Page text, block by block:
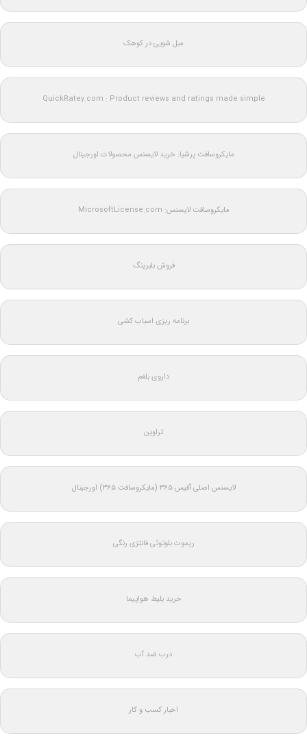
مبل شویی در کوهک
QuickRatey.com : Product reviews and ratings made simple
مایکروسافت پرشیا: خرید لایسنس محصولات اورجینال
مایکروسافت لایسنس: MicrosoftLicense.com
فروش بلبرینگ
برنامه ریزی اسباب کشی
داروی بلغم
تراوین
لایسنس اصلی آفیس ۳۶۵ (مایکروسافت ۳۶۵) اورجینال
ریموت بلوتوثی فانتزی رنگی
خرید بلیط هواپیما
درب ضد آب
اخبار کسب و کار